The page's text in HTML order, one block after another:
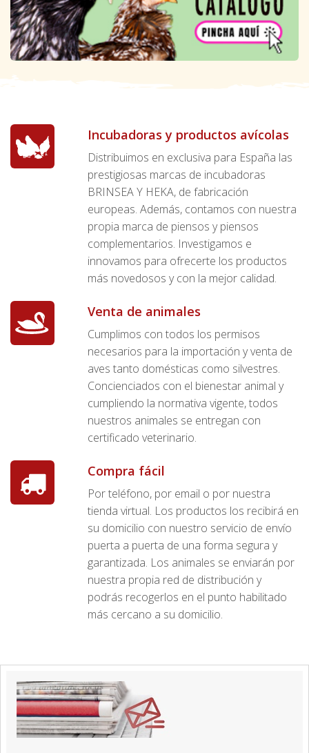
Incubadoras y productos avícolas
Distribuimos en exclusiva para España las
prestigiosas marcas de incubadoras
BRINSEA Y HEKA, de fabricación
europeas. Además, contamos con nuestra
propia marca de piensos y piensos
complementarios. Investigamos e
innovamos para ofrecerte los productos
más novedosos y con la mejor calidad.
Venta de animales
Cumplimos con todos los permisos
necesarios para la importación y venta de
aves tanto domésticas como silvestres.
Concienciados con el bienestar animal y
cumpliendo la normativa vigente, todos
nuestros animales se entregan con
certificado veterinario.
Compra fácil
Por teléfono, por email o por nuestra
tienda virtual. Los productos los recibirá en
su domicilio con nuestro servicio de envío
puerta a puerta de una forma segura y
garantizada. Los animales se enviarán por
nuestra propia red de distribución y
podrás recogerlos en el punto habilitado
más cercano a su domicilio.